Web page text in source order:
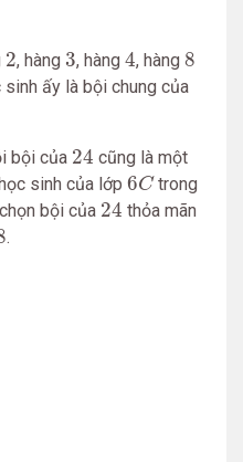
2
2, hàng 3
3, hàng 4
4, hàng 8
8
ấy là bội chung của
bội của 24
24 cũng là một
sinh của lớp 6C
6Ctrong
bội của 24
24 thỏa mãn
.